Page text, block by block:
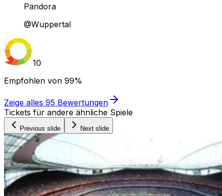
Pandora
@Wuppertal
10
Empfohlen von 99%
Zeige alles 95 Bewertungen
Tickets für andere ähnliche Spiele
Previous slide Next slide